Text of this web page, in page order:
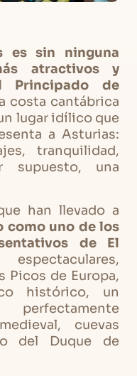
es sin ninguna
atractivos y
de
costa cantábrica
lugar idílico que
a Asturias:
tranquilidad,
una
han llevado a
como uno de los
de El
Picos de Europa,
histórico, un
cuevas
del Duque de